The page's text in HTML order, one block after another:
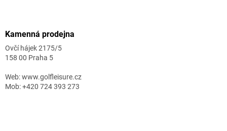
Kamenná prodejna
Ovčí hájek 2175/5
158 00 Praha 5
Web: www.golfleisure.cz
Mob: +420 724 393 273